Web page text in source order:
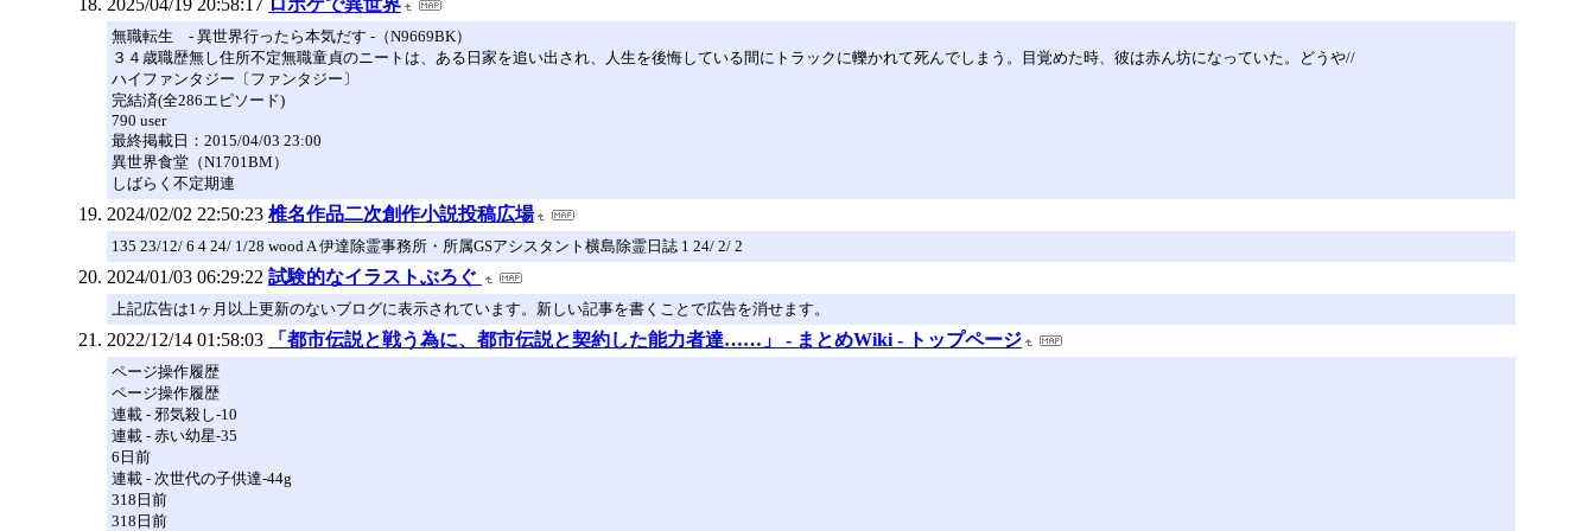
無職転生 - 異世界行ったら本気だす -（N9669BK）
３４歳職歴無し住所不定無職童貞のニートは、ある日家を追い出され、人生を後悔している間にトラックに轢かれて死んでしまう。目覚めた時、彼は赤ん坊になっていた。どうや//
ハイファンタジー〔ファンタジー〕
完結済(全286エピソード)
790 user
最終掲載日：2015/04/03 23:00
異世界食堂（N1701BM）
しばらく不定期連
2024/02/02 22:50:23 椎名作品二次創作小説投稿広場
135 23/12/ 6 4 24/ 1/28 wood A 伊達除霊事務所・所属GSアシスタント横島除霊日誌 1 24/ 2/ 2
2024/01/03 06:29:22 試験的なイラストぶろぐ
上記広告は1ヶ月以上更新のないブログに表示されています。新しい記事を書くことで広告を消せます。
2022/12/14 01:58:03 「都市伝説と戦う為に、都市伝説と契約した能力者達……」 - まとめWiki - トップページ
ページ操作履歴
ページ操作履歴
連載 - 邪気殺し-10
連載 - 赤い幼星-35
6日前
連載 - 次世代の子供達-44g
318日前
318日前